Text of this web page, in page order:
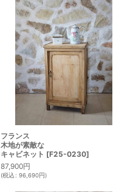
フランス
木地が素敵な
キャビネット [F25-0230]
87,900円
(税込: 96,690円)